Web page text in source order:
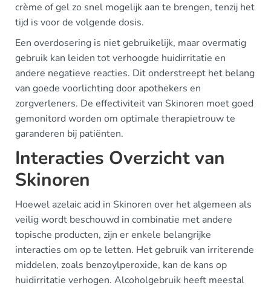
crème of gel zo snel mogelijk aan te brengen, tenzij het
tijd is voor de volgende dosis.
Een overdosering is niet gebruikelijk, maar overmatig
gebruik kan leiden tot verhoogde huidirritatie en
andere negatieve reacties. Dit onderstreept het belang
van goede voorlichting door apothekers en
zorgverleners. De effectiviteit van Skinoren moet goed
gemonitord worden om optimale therapietrouw te
garanderen bij patiënten.
Interacties Overzicht van
Skinoren
Hoewel azelaic acid in Skinoren over het algemeen als
veilig wordt beschouwd in combinatie met andere
topische producten, zijn er enkele belangrijke
interacties om op te letten. Het gebruik van irriterende
middelen, zoals benzoylperoxide, kan de kans op
huidirritatie verhogen. Alcoholgebruik heeft meestal